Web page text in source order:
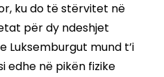
ku do të stërvitet në
për dy ndeshjet
Luksemburgut mund t’i
edhe në pikën fizike